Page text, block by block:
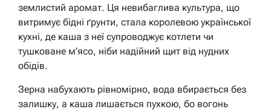
землистий аромат. Ця невибаглива культура, що
витримує бідні ґрунти, стала королевою української
кухні, де каша з неї супроводжує котлети чи
тушковане м’ясо, ніби надійний щит від нудних
обідів.
Зерна набухають рівномірно, вода вбирається без
залишку, а каша лишається пухкою, бо вогонь